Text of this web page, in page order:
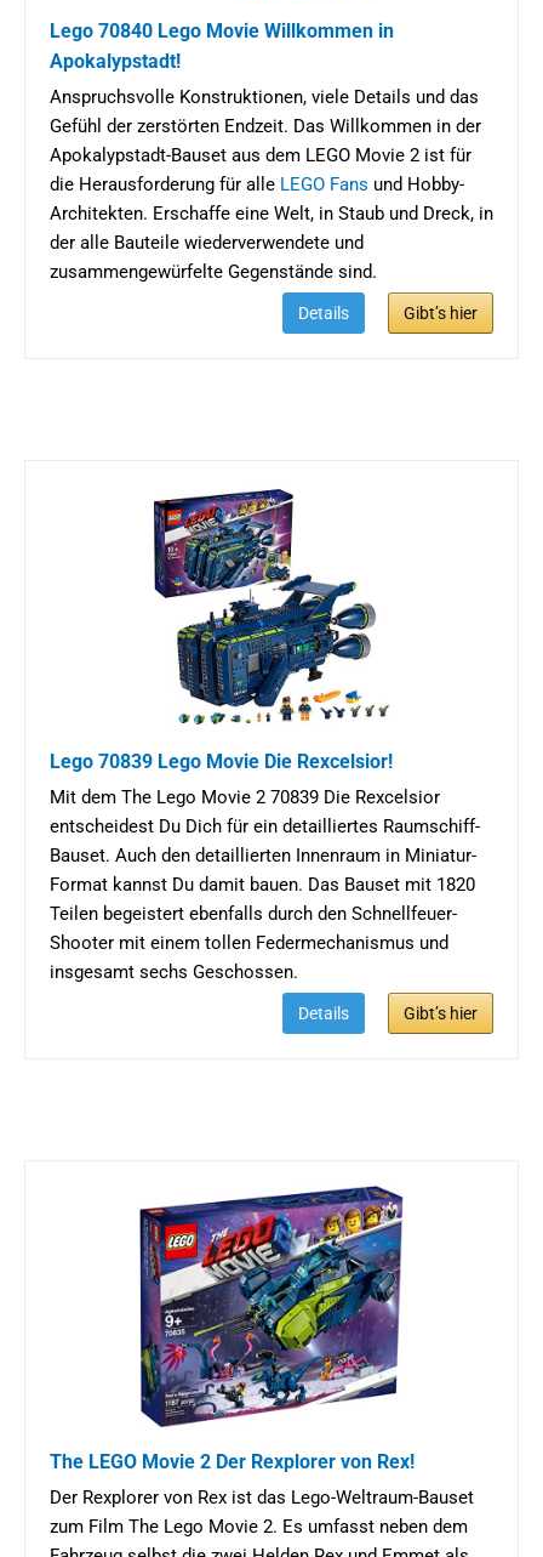
Lego 70840 Lego Movie Willkommen in
Apokalypstadt!
Anspruchsvolle Konstruktionen, viele Details und das
Gefühl der zerstörten Endzeit. Das Willkommen in der
Apokalypstadt-Bauset aus dem LEGO Movie 2 ist für
die Herausforderung für alle LEGO Fans und Hobby-
Architekten. Erschaffe eine Welt, in Staub und Dreck, in
der alle Bauteile wiederverwendete und
zusammengewürfelte Gegenstände sind.
Details Gibt’s hier
Lego 70839 Lego Movie Die Rexcelsior!
Mit dem The Lego Movie 2 70839 Die Rexcelsior
entscheidest Du Dich für ein detailliertes Raumschiff-
Bauset. Auch den detaillierten Innenraum in Miniatur-
Format kannst Du damit bauen. Das Bauset mit 1820
Teilen begeistert ebenfalls durch den Schnellfeuer-
Shooter mit einem tollen Federmechanismus und
insgesamt sechs Geschossen.
Details Gibt’s hier
The LEGO Movie 2 Der Rexplorer von Rex!
Der Rexplorer von Rex ist das Lego-Weltraum-Bauset
zum Film The Lego Movie 2. Es umfasst neben dem